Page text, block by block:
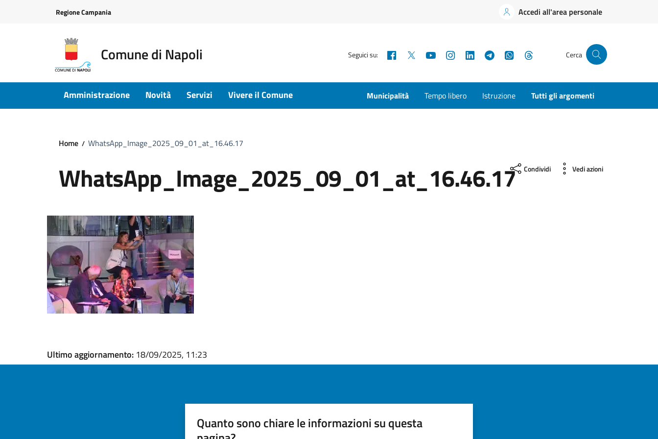
Regione Campania Accedi all'area personale
Comune di Napoli Seguici su: Facebook YouTubeInstagramLinkedInTelegramWhatsApp Cerca
Amministrazione Novità Servizi Vivere il Comune Municipalità Tempo libero Istruzione Tutti gli argomenti
Home WhatsApp_Image_2025_09_01_at_16.46.17
WhatsApp_Image_2025_09_01_at_16.46.17 Condividi Vedi azioni
Ultimo aggiornamento: 18/09/2025, 11:23
Quanto sono chiare le informazioni su questa